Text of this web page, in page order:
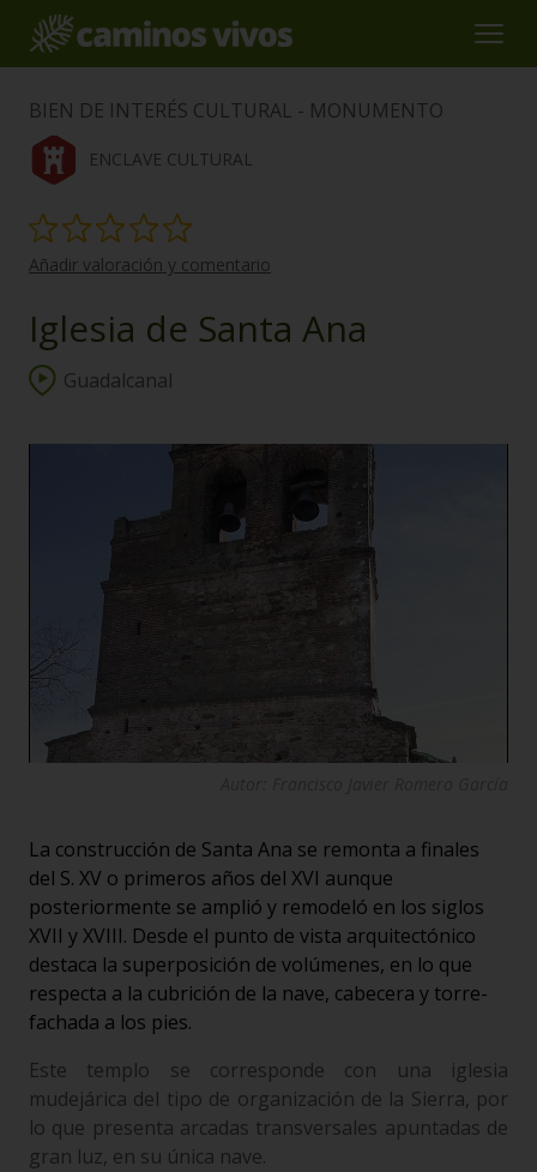
BIEN DE INTERÉS CULTURAL - MONUMENTO
ENCLAVE CULTURAL
Añadir valoración y comentario
Iglesia de Santa Ana
Guadalcanal
La construcción de Santa Ana se remonta a finales
del S. XV o primeros años del XVI aunque
posteriormente se amplió y remodeló en los siglos
XVII y XVIII. Desde el punto de vista arquitectónico
destaca la superposición de volúmenes, en lo que
respecta a la cubrición de la nave, cabecera y torre-
fachada a los pies.
Este templo se corresponde con una iglesia
mudejárica del tipo de organización de la Sierra, por
lo que presenta arcadas transversales apuntadas de
gran luz, en su única nave.